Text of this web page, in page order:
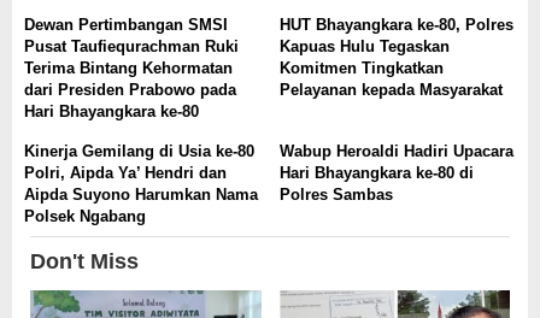
Dewan Pertimbangan SMSI
Pusat Taufiequrachman Ruki
Terima Bintang Kehormatan
dari Presiden Prabowo pada
Hari Bhayangkara ke-80
HUT Bhayangkara ke-80, Polres
Kapuas Hulu Tegaskan
Komitmen Tingkatkan
Pelayanan kepada Masyarakat
Kinerja Gemilang di Usia ke-80
Polri, Aipda Ya’ Hendri dan
Aipda Suyono Harumkan Nama
Polsek Ngabang
Wabup Heroaldi Hadiri Upacara
Hari Bhayangkara ke-80 di
Polres Sambas
Don't Miss